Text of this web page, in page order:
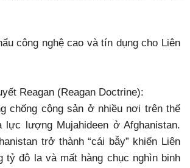
công nghệ cao và tín dụng cho Liên
Reagan (Reagan Doctrine):
chống cộng sản ở nhiều nơi trên thế
lượng Mujahideen ở Afghanistan.
trở thành “cái bẫy” khiến Liên
tỷ đô la và mất hàng chục nghìn binh